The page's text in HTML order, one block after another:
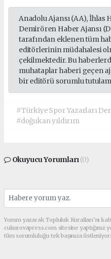
Anadolu Ajansı (AA), İhlas
Demirören Haber Ajansı
tarafından eklenen tüm
editörlerinin müdahalesi
çekilmektedir. Bu
muhataplar haberi geçen
bir editörü sorumlu
#Türkiye Spor Yazarları
#doğukan yıldırım
Okuyucu Yorumları(0)
Yorum yazarak Topluluk Kuralları’nı
cukurovapress.com sitesine yaptığınız
tüm sorumluluğu tek başınıza